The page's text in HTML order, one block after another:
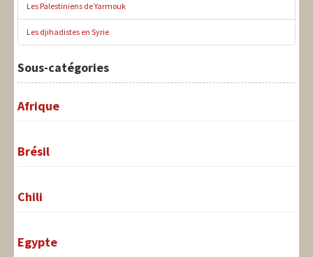
Les Palestiniens de Yarmouk
Les djihadistes en Syrie
Sous-catégories
Afrique
Brésil
Chili
Egypte